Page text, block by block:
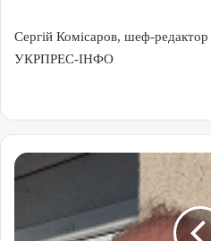
Сергій Комісаров, шеф-редактор
УКРПРЕС-ІНФО